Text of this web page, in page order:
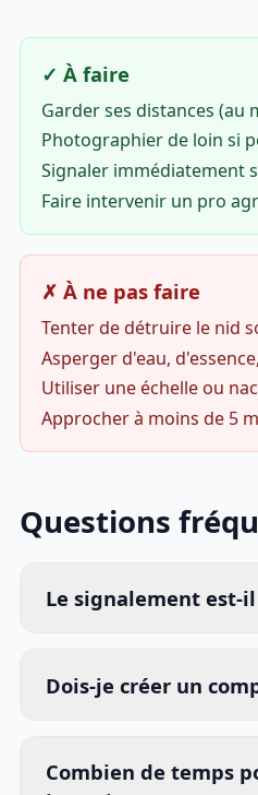
✓ À faire
Garder ses distances (au
Photographier de loin si
Signaler immédiatement
Faire intervenir un pro
✗ À ne pas faire
Tenter de détruire le nid
Asperger d'eau,
Utiliser une échelle ou
Approcher à moins de 5 m
Questions
Le signalement est-
Dois-je créer un
Combien de temps